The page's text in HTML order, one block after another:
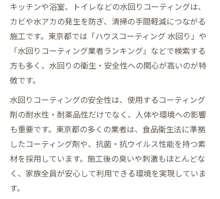
キッチンや浴室、トイレなどの水回りコーティングは、
カビや水アカの発生を防ぎ、清掃の手間軽減につながる
施工です。東京都では「ハウスコーティング 水回り」や
「水回りコーティング業者ランキング」などで検索する
方も多く、水回りの衛生・安全性への関心が高いのが特
徴です。
水回りコーティングの安全性は、使用するコーティング
剤の耐水性・耐薬品性だけでなく、人体や環境への影響
も重要です。東京都の多くの業者は、食品衛生法に準拠
したコーティング剤や、抗菌・抗ウイルス性能を持つ素
材を採用しています。施工後の臭いや刺激もほとんどな
く、家族全員が安心して利用できる環境を実現していま
す。